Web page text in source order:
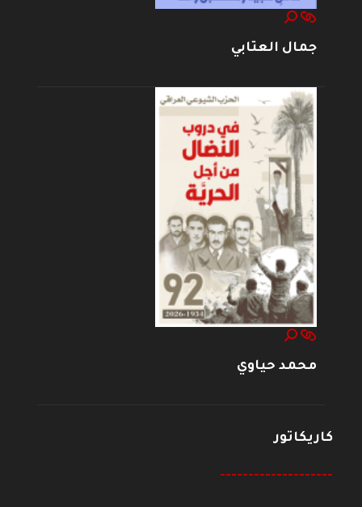
جمال العتابي
محمد حياوي
كاريكاتور
--------------------